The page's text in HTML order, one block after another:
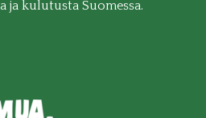
kulutusta Suomessa.